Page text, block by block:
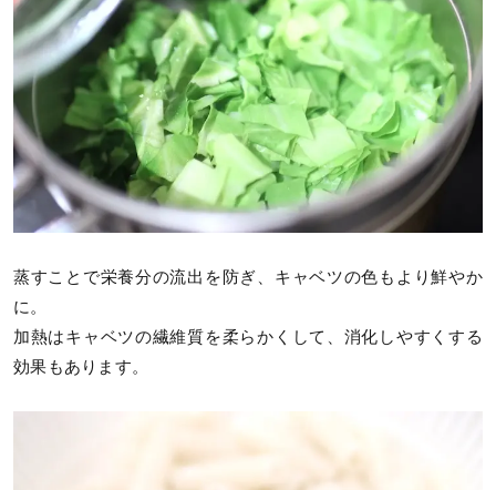
蒸すことで栄養分の流出を防ぎ、キャベツの色もより鮮やか
に。
加熱はキャベツの繊維質を柔らかくして、消化しやすくする
効果もあります。